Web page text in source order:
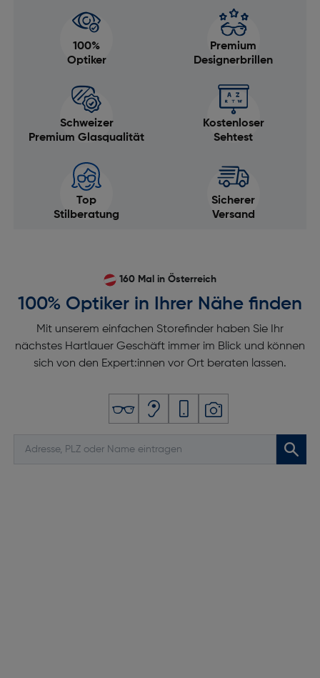
100%
Optiker
Premium
Designerbrillen
Schweizer
Premium Glasqualität
Kostenloser
Sehtest
Top
Stilberatung
Sicherer
Versand
160 Mal in Österreich
100% Optiker in Ihrer Nähe finden
Mit unserem einfachen Storefinder haben Sie Ihr
nächstes Hartlauer Geschäft immer im Blick und können
sich von den Expert:innen vor Ort beraten lassen.